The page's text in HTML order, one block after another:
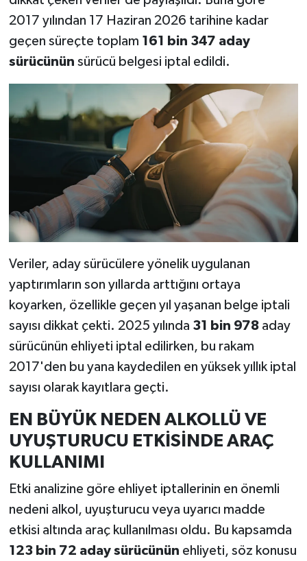
2017 yılından 17 Haziran 2026 tarihine kadar
geçen süreçte toplam 161 bin 347 aday
sürücünün sürücü belgesi iptal edildi.
Veriler, aday sürücülere yönelik uygulanan
yaptırımların son yıllarda arttığını ortaya
koyarken, özellikle geçen yıl yaşanan belge iptali
sayısı dikkat çekti. 2025 yılında 31 bin 978aday
sürücünün ehliyeti iptal edilirken, bu rakam
2017'den bu yana kaydedilen en yüksek yıllık iptal
sayısı olarak kayıtlara geçti.
EN BÜYÜK NEDEN ALKOLLÜ VE
UYUŞTURUCU ETKİSİNDE ARAÇ
KULLANIMI
Etki analizine göre ehliyet iptallerinin en önemli
nedeni alkol, uyuşturucu veya uyarıcı madde
etkisi altında araç kullanılması oldu. Bu kapsamda
123 bin 72 aday sürücünün ehliyeti, söz konusu